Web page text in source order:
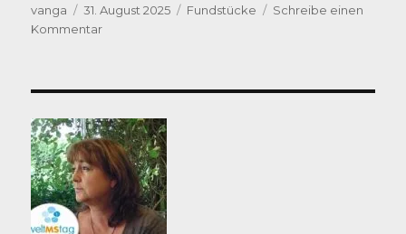
Autor
vanga
Veröffentlicht
am
31. August 2025 Kategorien
Fundstücke
Schreibe einen
Kommentarzu